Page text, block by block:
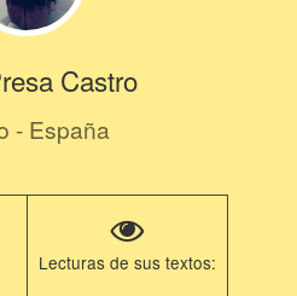
Castro
- España
Lecturas de sus textos: